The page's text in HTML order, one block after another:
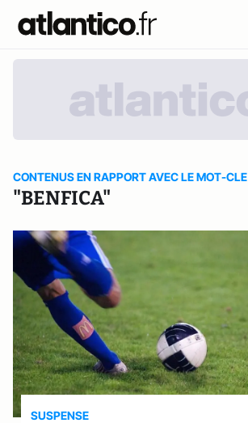
CONTENUS EN RAPPORT AVEC LE MOT-CLE
"BENFICA"
SUSPENSE